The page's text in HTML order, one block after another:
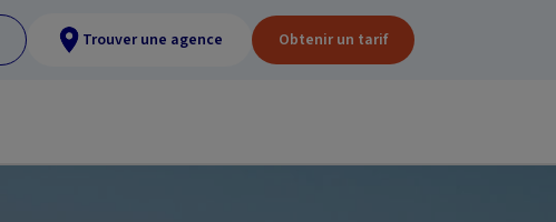
Trouver une agence Obtenir un tarif